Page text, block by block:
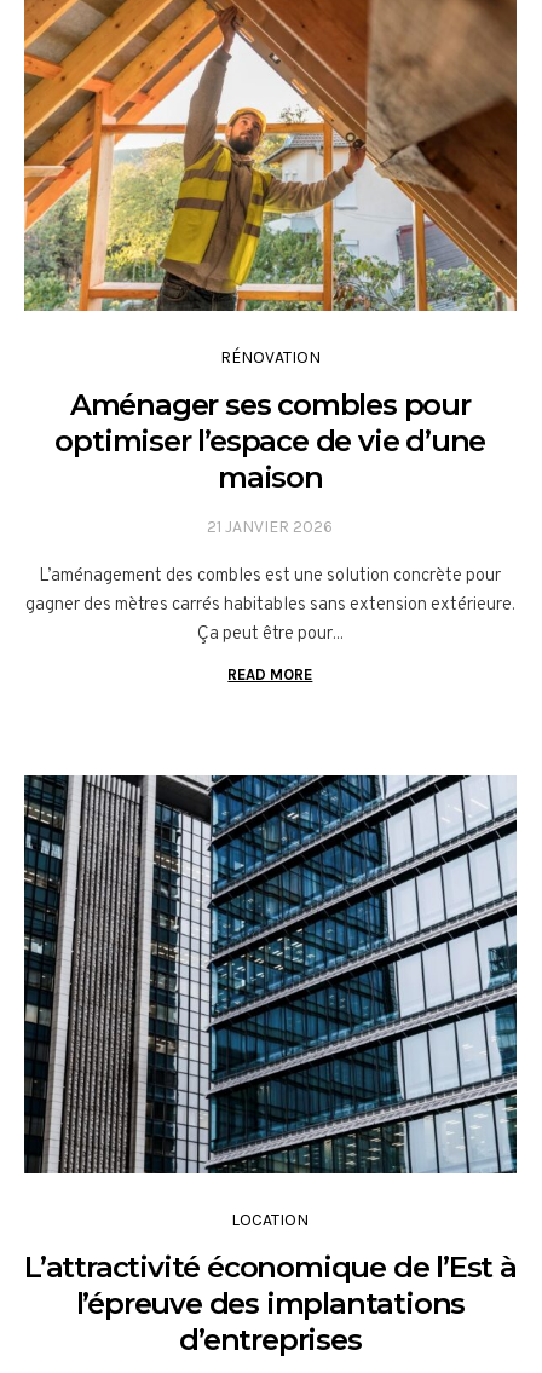
RÉNOVATION
Aménager ses combles pour
optimiser l’espace de vie d’une
maison
21 JANVIER 2026
L’aménagement des combles est une solution concrète pour
gagner des mètres carrés habitables sans extension extérieure.
Ça peut être pour...
READ MORE
LOCATION
L’attractivité économique de l’Est à
l’épreuve des implantations
d’entreprises